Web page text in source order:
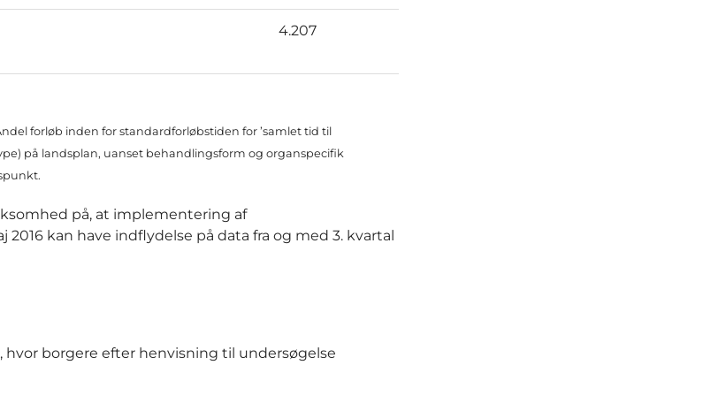
4.207
forløb inden for standardforløbstiden for ’samlet tid til
på landsplan, uanset behandlingsform og organspecifik
på, at implementering af
kan have indflydelse på data fra og med 3. kvartal
hvor borgere efter henvisning til undersøgelse